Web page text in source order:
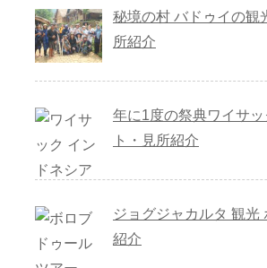
秘境の村 バドゥイの観
所紹介
年に1度の祭典ワイサ
ト・見所紹介
ジョグジャカルタ 観光
紹介